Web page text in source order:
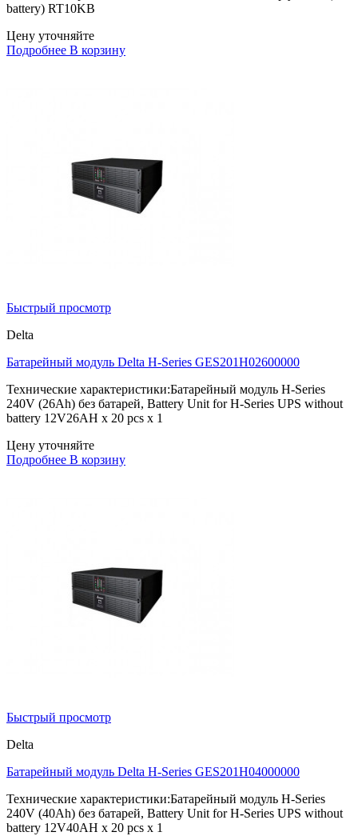
battery) RT10KB
Цену уточняйте
Подробнее В корзину
Быстрый просмотр
Delta
Батарейный модуль Delta H-Series GES201H02600000
Технические характеристики:Батарейный модуль H-Series
240V (26Ah) без батарей, Battery Unit for H-Series UPS without
battery 12V26AH x 20 pcs x 1
Цену уточняйте
Подробнее В корзину
Быстрый просмотр
Delta
Батарейный модуль Delta H-Series GES201H04000000
Технические характеристики:Батарейный модуль H-Series
240V (40Ah) без батарей, Battery Unit for H-Series UPS without
battery 12V40AH x 20 pcs x 1